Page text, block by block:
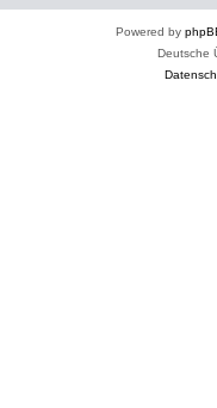
Powered by
Deutsche